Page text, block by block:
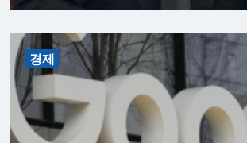
경제